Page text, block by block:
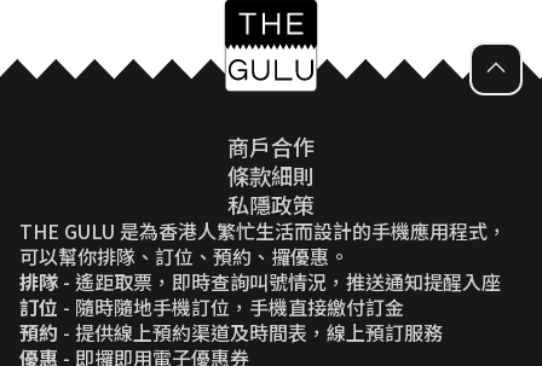
商戶合作
條款細則
私隱政策
THE GULU 是為香港人繁忙生活而設計的手機應用程式，
可以幫你排隊、訂位、預約、攞優惠。
排隊 - 遙距取票，即時查詢叫號情況，推送通知提醒入座
訂位 - 隨時隨地手機訂位，手機直接繳付訂金
預約 - 提供線上預約渠道及時間表，線上預訂服務
優惠 - 即攞即用電子優惠券